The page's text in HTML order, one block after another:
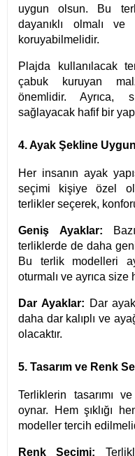
uygun olsun. Bu
dayanıklı olmalı ve
koruyabilmelidir.
Plajda kullanılacak
çabuk kuruyan
önemlidir. Ayrıca,
sağlayacak hafif bir
4. Ayak Şekline
Her insanın ayak
seçimi kişiye özel
terlikler seçerek,
Geniş Ayaklar:
terliklerde de daha
Bu terlik modelleri
oturmalı ve ayrıca size
Dar Ayaklar: Dar
daha dar kalıplı ve
olacaktır.
5. Tasarım ve Renk
Terliklerin tasarımı
oynar. Hem şıklığı
modeller tercih
Renk Seçimi: